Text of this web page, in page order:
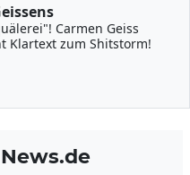
Carmen Geiss
Klartext zum Shitstorm!